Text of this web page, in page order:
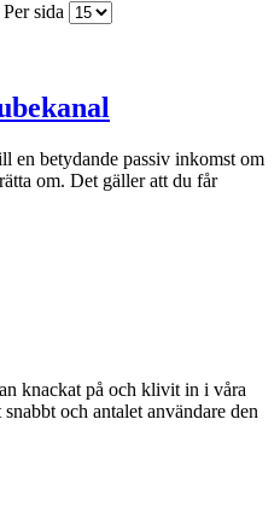
Per sida
en betydande passiv inkomst om
om. Det gäller att du får
knackat på och klivit in i våra
och antalet användare den